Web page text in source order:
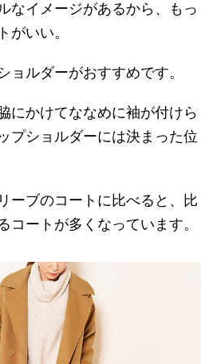
なイメージがあるから、もっ
がいい。
ョルダーがおすすめです。
にかけてななめに袖が付けら
プショルダーには決まった位
ーブのコートに比べると、比
コートが多くなっています。